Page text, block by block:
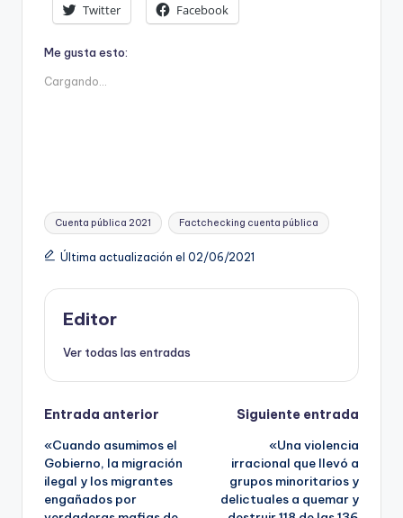
Twitter Facebook
Me gusta esto:
Cargando...
Etiquetas:
Cuenta pública 2021 Factchecking cuenta pública
Última actualización el 02/06/2021
Editor
Ver todas las entradas
Navegación
de
entradas
Entrada anterior
«Cuando asumimos el
Gobierno, la migración
ilegal y los migrantes
engañados por
Siguiente entrada
«Una violencia
irracional que llevó a
grupos minoritarios y
delictuales a quemar y